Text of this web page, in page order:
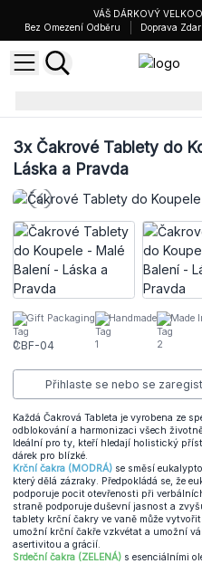
VÁŠ DÁRKOVÝ
Bez Omezení Odběru
Doprava
3xČakrové Tablety do
Láska a Pravda
Gift Packaging Handmade Made
CBF-04
Přihlaste se nebo se
Každá Čakrová Tableta je vyrobena ze
odblokování a harmonizaci všech
Ideální pro ty, kteří hledají holistický
dárek pro blízké.
Krční čakra (MODRÁ) se směsí
který dělá zázraky. Předpokládá se, že
podporuje pocit otevřenosti při
straně podporuje duševní jasnost a
tablety krční čakry ve vaně může
umožní krční čakře vzkvétat a umožní
asertivitou a grácií.
Srdeční čakra (ZELENÁ) s esenciálními